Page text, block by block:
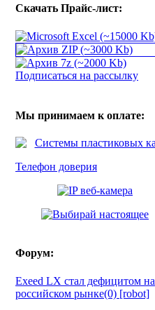
Скачать Прайс-лист:
Подписаться на рассылку
Мы принимаем к оплате:
Телефон доверия
Форум:
Exeed LX стал дефицитом на
российском рынке(0) [robot]